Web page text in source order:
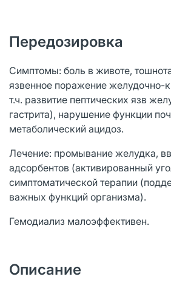
Передозировка
Симптомы: боль в животе,
язвенное поражение желудочно-
т.ч. развитие пептических язв
гастрита), нарушение функции
метаболический ацидоз.
Лечение: промывание желудка,
адсорбентов (активированный
симптоматической терапии
важных функций организма).
Гемодиализ малоэффективен.
Описание